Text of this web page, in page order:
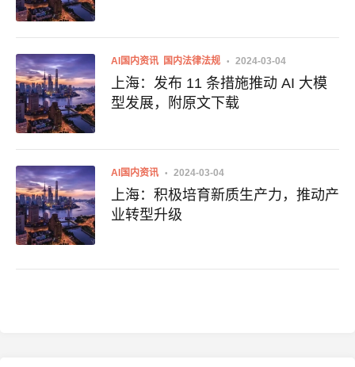
AI国内资讯 国内法律法规 2024-03-04
上海：发布 11 条措施推动 AI 大模
型发展，附原文下载
AI国内资讯 2024-03-04
上海：积极培育新质生产力，推动产
业转型升级